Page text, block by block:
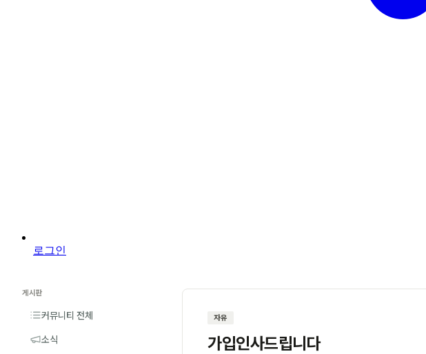
로그인
게시판
커뮤니티 전체
소식
자유
가입인사드립니다